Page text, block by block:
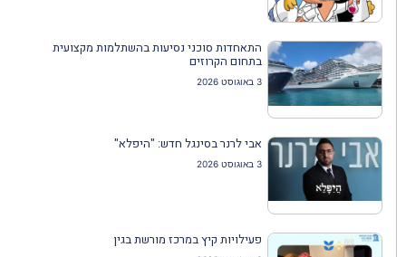
התאחדות סוכני נסיעות בהשתלמות מקצועית
בתחום הקרוזים
3 באוגוסט 2026
אבי לרנר בסינגל חדש: "היפלא"
3 באוגוסט 2026
פעילויות קיץ במרכז מורשת בגין